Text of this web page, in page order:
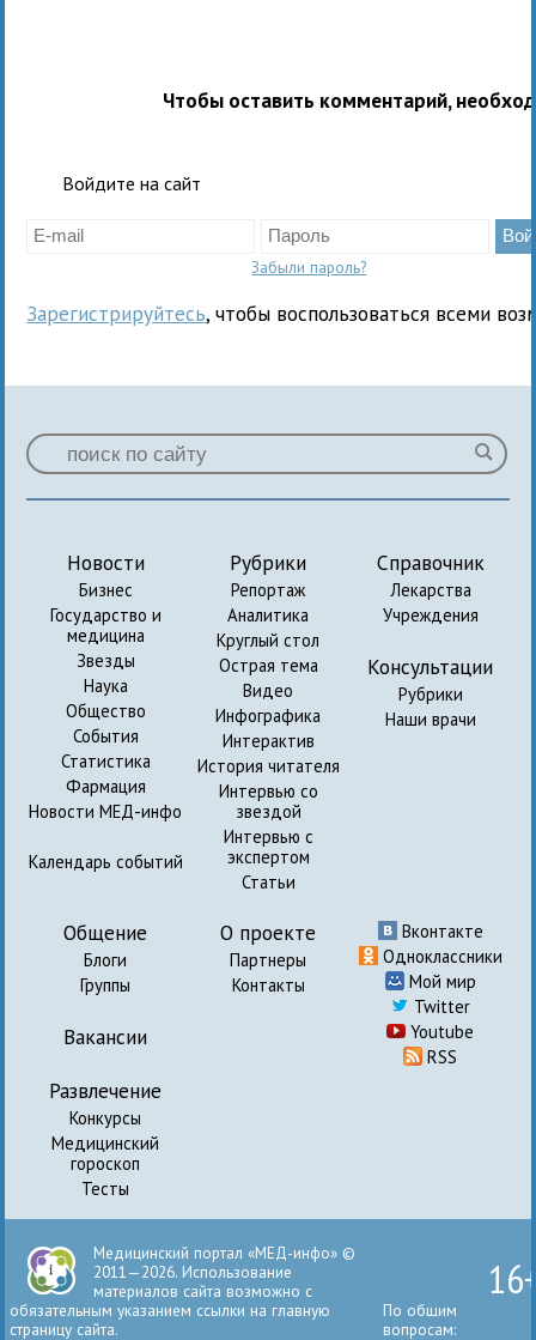
Чтобы оставить комментарий,
Войдите на сайт
Забыли пароль?
Зарегистрируйтесь, чтобы воспользоваться всеми
Новости
Бизнес
Государство и
медицина
Звезды
Наука
Общество
События
Статистика
Фармация
Новости МЕД-инфо
Календарь событий
Рубрики
Репортаж
Аналитика
Круглый стол
Острая тема
Видео
Инфографика
Интерактив
История читателя
Интервью со
звездой
Интервью с
экспертом
Статьи
Справочник
Лекарства
Учреждения
Консультации
Рубрики
Наши врачи
Общение
Блоги
Группы
Вакансии
Развлечение
Конкурсы
Медицинский
гороскоп
Тесты
О проекте
Партнеры
Контакты
Вконтакте
Одноклассники
Мой мир
Twitter
Youtube
RSS
Медицинский портал «МЕД-инфо» ©
2011—2026. Использование
материалов сайта возможно с
обязательным указанием ссылки на главную
страницу сайта.
По общим
вопросам: